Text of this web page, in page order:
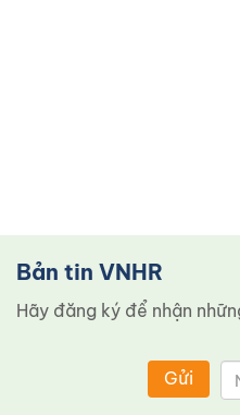
Bản tin VNHR
Hãy đăng ký để nhận
Gửi